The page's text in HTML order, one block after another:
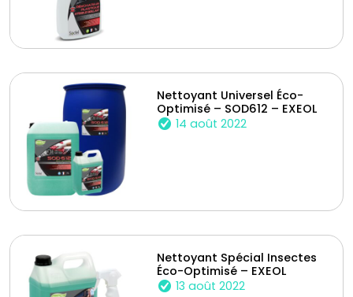
Nettoyant Universel Éco-
Optimisé – SOD612 – EXEOL
14 août 2022
Nettoyant Spécial Insectes
Éco-Optimisé – EXEOL
13 août 2022